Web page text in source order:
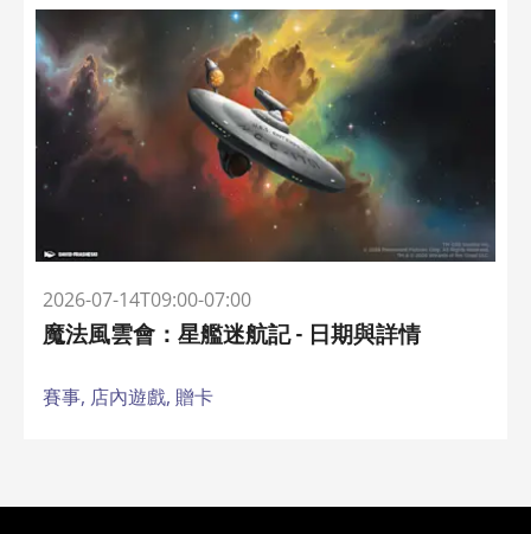
2026-07-14T09:00-07:00
魔法風雲會：星艦迷航記 - 日期與詳情
賽事, 店內遊戲, 贈卡